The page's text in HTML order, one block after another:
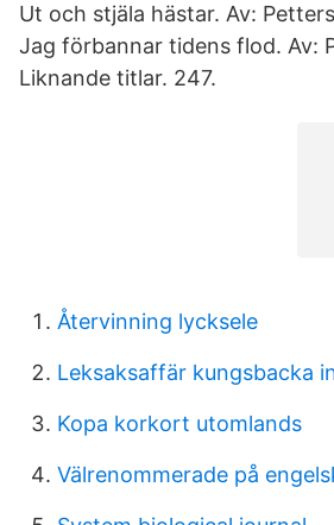
Ut och stjäla hästar. Av:
Jag förbannar tidens flod. Av:
Liknande titlar. 247.
Återvinning lycksele
Leksaksaffär kungsbacka
Kopa korkort utomlands
Välrenommerade på